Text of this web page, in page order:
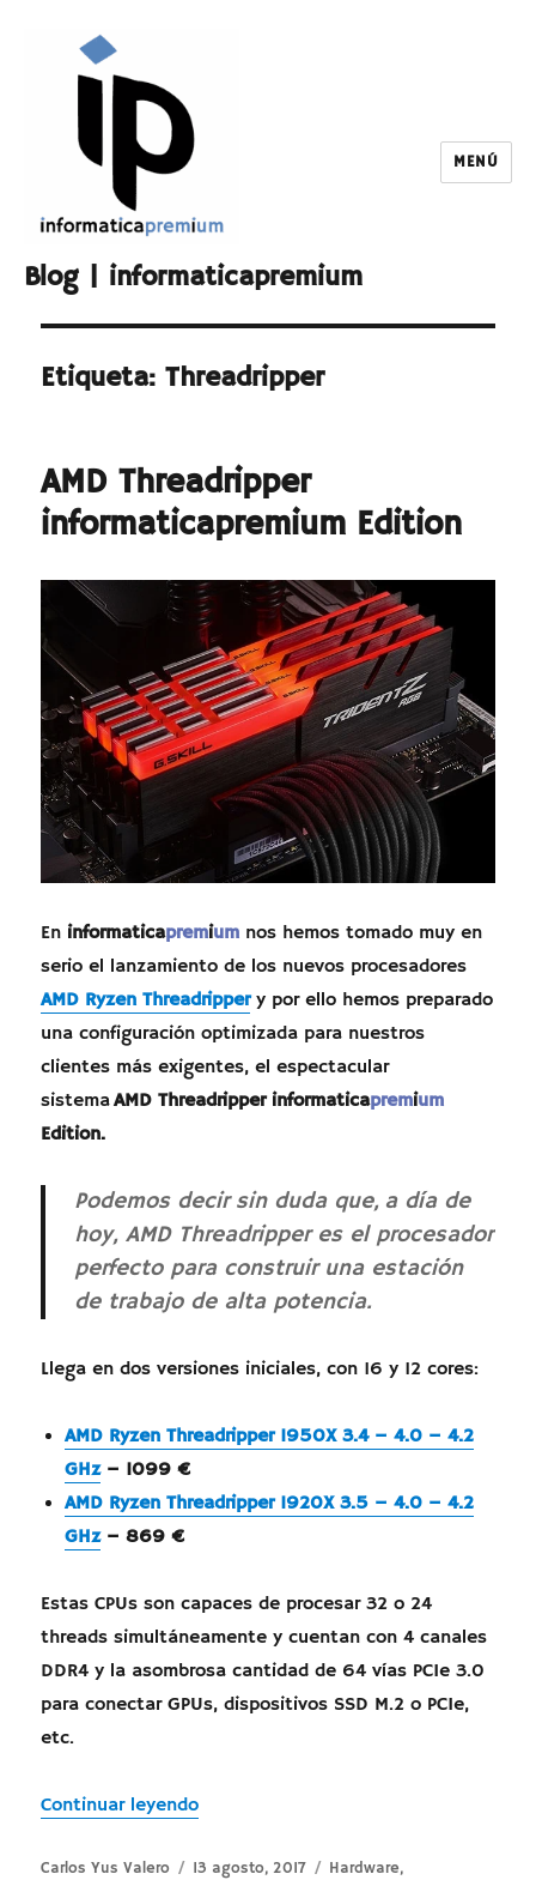
Blog | informaticapremium
MENÚ
Etiqueta:Threadripper
AMD Threadripper
informaticapremium Edition
En informaticapremium nos hemos tomado muy en
serio el lanzamiento de los nuevos procesadores
AMD Ryzen Threadrippery por ello hemos preparado
una configuración optimizada para nuestros
clientes más exigentes, el espectacular
sistemaAMD Threadripper informaticapremium
Edition.
Podemos decir sin duda que, a día de
hoy, AMD Threadripper es el procesador
perfecto para construir una estación
de trabajo de alta potencia.
Llega en dos versiones iniciales, con 16 y 12 cores:
AMD Ryzen Threadripper 1950X 3.4 – 4.0 – 4.2
GHz – 1099 €
AMD Ryzen Threadripper 1920X 3.5 – 4.0 – 4.2
GHz– 869 €
Estas CPUs son capaces de procesar 32 o 24
threads simultáneamente y cuentan con 4 canales
DDR4 y la asombrosa cantidad de 64 vías PCIe 3.0
para conectar GPUs, dispositivos SSD M.2 o PCIe,
etc.
Continuar leyendo«AMD Threadripper
Autor
Carlos Yus Valero
Publicado
13 agosto, 2017 Categorías
Hardware,